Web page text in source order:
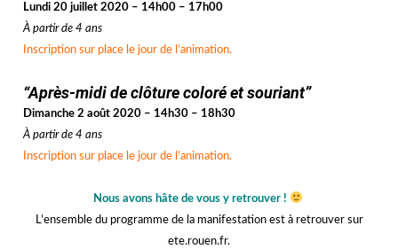
Lundi 20 juillet 2020 – 14h00 – 17h00
À partir de 4 ans
Inscription sur place le jour de l’animation.
“Après-midi de clôture coloré et souriant”
Dimanche 2 août 2020 – 14h30 – 18h30
À partir de 4 ans
Inscription sur place le jour de l’animation.
Nous avons hâte de vous y retrouver !
L’ensemble du programme de la manifestation est à retrouver sur
ete.rouen.fr.